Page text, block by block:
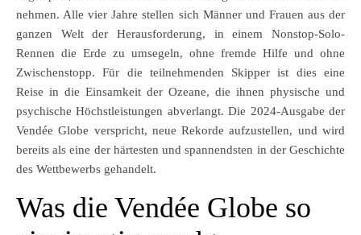
nehmen. Alle vier Jahre stellen sich Männer und Frauen aus der
ganzen Welt der Herausforderung, in einem Nonstop-Solo-
Rennen die Erde zu umsegeln, ohne fremde Hilfe und ohne
Zwischenstopp. Für die teilnehmenden Skipper ist dies eine
Reise in die Einsamkeit der Ozeane, die ihnen physische und
psychische Höchstleistungen abverlangt. Die 2024-Ausgabe der
Vendée Globe verspricht, neue Rekorde aufzustellen, und wird
bereits als eine der härtesten und spannendsten in der Geschichte
des Wettbewerbs gehandelt.
Was die Vendée Globe so